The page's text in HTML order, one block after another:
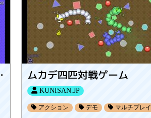
ムカデ四匹対戦ゲーム
KUNISAN.JP
アクション デモ マルチプレイ